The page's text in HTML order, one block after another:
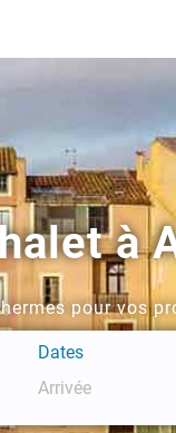
à
pour vos
Dates